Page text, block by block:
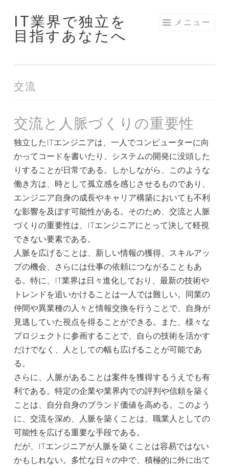
コ
ン
へ
キ
ッ
プ
IT業界で独立を
目指すあなたへ
メニュー
交流
交流と人脈づくりの重要性
独立したITエンジニアは、一人でコンピューターに向
かってコードを書いたり、システムの開発に没頭した
りすることが日常である。しかしながら、このような
働き方は、時として孤立感を感じさせるものであり、
エンジニア自身の成長やキャリア構築においても不利
な影響を及ぼす可能性がある。そのため、交流と人脈
づくりの重要性は、ITエンジニアにとって決して軽視
できない要素である。
人脈を広げることは、新しい情報の獲得、スキルアッ
プの機会、さらには仕事の依頼につながることもあ
る。特に、IT業界は日々進化しており、最新の技術や
トレンドを追いかけることは一人では難しい。同業の
仲間や異業種の人々と情報交換を行うことで、自身が
見逃していた視点を得ることができる。また、様々な
プロジェクトに参画することで、自らの技術を活かす
だけでなく、人としての幅も広げることが可能であ
る。
さらに、人脈があることは案件を獲得するうえでも有
利である。特定の企業や業界内での評判や信頼を築く
ことは、自分自身のブランド価値を高める。このよう
に、交流を深め、人脈を築くことは、職業人としての
可能性を広げる重要な手段である。
だが、ITエンジニアが人脈を築くことは容易ではない
かもしれない。多忙な日々の中で、積極的に外に出て